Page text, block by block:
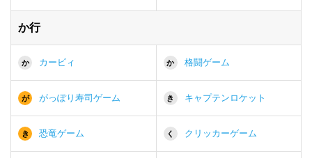
か行
か カービィ か 格闘ゲーム
が がっぽり寿司ゲーム き キャプテンロケット
き 恐竜ゲーム く クリッカーゲーム